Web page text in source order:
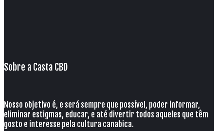
Sobre a Casta CBD
Nosso objetivo é, e será sempre que possível, poder informar,
eliminar estigmas, educar, e até divertir todos aqueles que têm
gosto e interesse pela cultura canabica.